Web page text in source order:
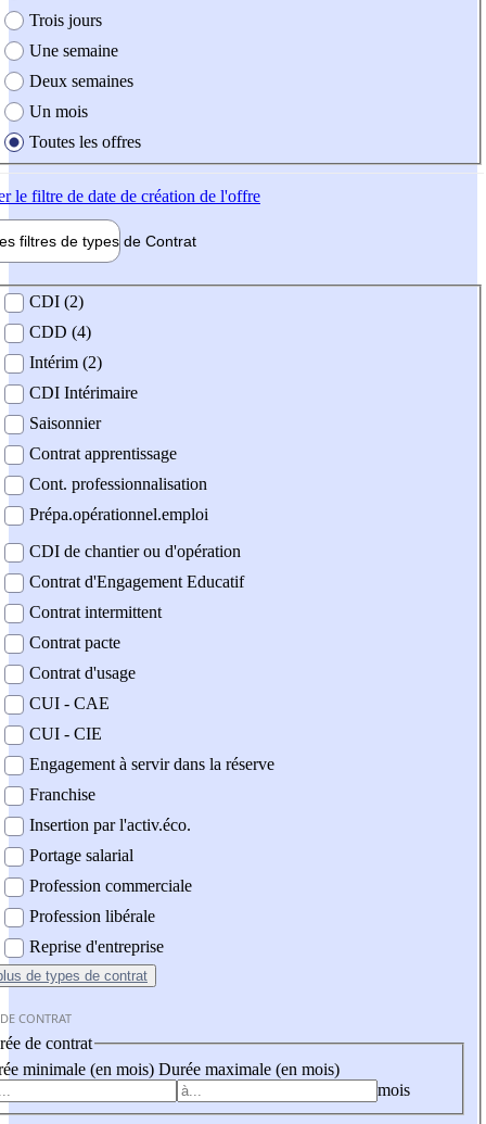
Trois jours
Une semaine
Deux semaines
Un mois
Toutes les offres
le filtre de date de création de l'offre
filtres de types de Contrat
contrat
CDI (2)
CDD (4)
Intérim (2)
CDI Intérimaire
Saisonnier
Contrat apprentissage
Cont. professionnalisation
Prépa.opérationnel.emploi
CDI de chantier ou d'opération
Contrat d'Engagement Educatif
Contrat intermittent
Contrat pacte
Contrat d'usage
CUI - CAE
CUI - CIE
Engagement à servir dans la réserve
Franchise
Insertion par l'activ.éco.
Portage salarial
Profession commerciale
Profession libérale
Reprise d'entreprise
de types de contrat
CONTRAT
de contrat
minimale (en mois) Durée maximale (en mois)
mois